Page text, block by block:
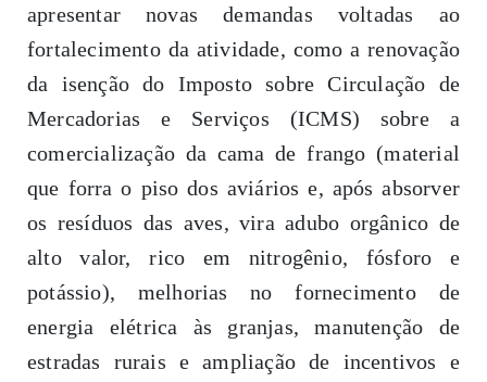
apresentar novas demandas voltadas ao
fortalecimento da atividade, como a renovação
da isenção do Imposto sobre Circulação de
Mercadorias e Serviços (ICMS) sobre a
comercialização da cama de frango (material
que forra o piso dos aviários e, após absorver
os resíduos das aves, vira adubo orgânico de
alto valor, rico em nitrogênio, fósforo e
potássio), melhorias no fornecimento de
energia elétrica às granjas, manutenção de
estradas rurais e ampliação de incentivos e